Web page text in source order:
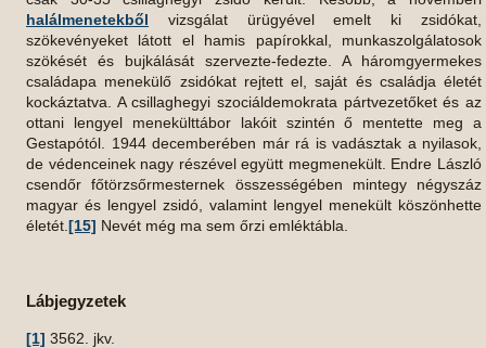
halálmenetekből vizsgálat ürügyével emelt ki zsidókat,
szökevényeket látott el hamis papírokkal, munkaszolgálatosok
szökését és bujkálását szervezte-fedezte. A háromgyermekes
családapa menekülő zsidókat rejtett el, saját és családja életét
kockáztatva. A csillaghegyi szociáldemokrata pártvezetőket és az
ottani lengyel menekülttábor lakóit szintén ő mentette meg a
Gestapótól. 1944 decemberében már rá is vadásztak a nyilasok,
de védenceinek nagy részével együtt megmenekült. Endre László
csendőr főtörzsőrmesternek összességében mintegy négyszáz
magyar és lengyel zsidó, valamint lengyel menekült köszönhette
életét. [15] Nevét még ma sem őrzi emléktábla.
Lábjegyzetek
[1] 3562. jkv.